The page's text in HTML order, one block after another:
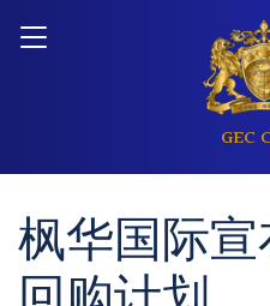
欲了解
请查阅以
下
枫华国际